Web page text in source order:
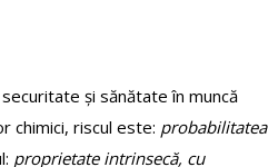
și sănătate în muncă
chimici, riscul este: probabilitatea
proprietate intrinsecă, cu